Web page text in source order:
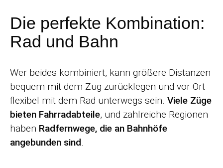
Die perfekte Kombination:
Rad und Bahn
Wer beides kombiniert, kann größere Distanzen
bequem mit dem Zug zurücklegen und vor Ort
flexibel mit dem Rad unterwegs sein. Viele Züge
bieten Fahrradabteile, und zahlreiche Regionen
haben Radfernwege, die an Bahnhöfe
angebunden sind.